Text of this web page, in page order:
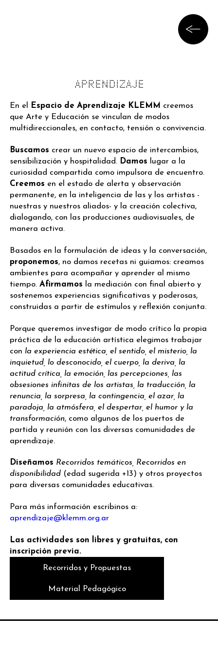
APRENDIZAJE
En el Espacio de Aprendizaje KLEMM creemos
que Arte y Educación se vinculan de modos
multidireccionales, en contacto, tensión o convivencia.
Buscamos crear un nuevo espacio de intercambios,
sensibilización y hospitalidad. Damos lugar a la
curiosidad compartida como impulsora de encuentro.
Creemos en el estado de alerta y observación
permanente, en la inteligencia de las y los artistas -
nuestras y nuestros aliados- y la creación colectiva,
dialogando, con las producciones audiovisuales, de
manera activa.
Basados en la formulación de ideas y la conversación,
proponemos, no damos recetas ni guiamos: creamos
ambientes para acompañar y aprender al mismo
tiempo. Afirmamos la mediación con final abierto y
sostenemos experiencias significativas y poderosas,
construidas a partir de estímulos y reflexión conjunta.
Porque queremos investigar de modo crítico la propia
práctica de la educación artística elegimos trabajar
con la experiencia estética, el sentido, el misterio, la
inquietud, lo desconocido, el cuerpo, la deriva, la
actitud crítica, la emoción, las percepciones, las
obsesiones infinitas de los artistas, la traducción, la
renuncia, la sorpresa, la contingencia, el azar, la
paradoja, la atmósfera, el despertar, el humor y la
transformación, como algunos de los puertos de
partida y reunión con las diversas comunidades de
aprendizaje.
Diseñamos Recorridos temáticos, Recorridos en
disponibilidad (edad sugerida +13) y otros proyectos
para diversas comunidades educativas.
Para más información escribinos a:
aprendizaje@klemm.org.ar
Las actividades son libres y gratuitas, con
inscripción previa.
Recorridos y Propuestas
Material Pedagógico